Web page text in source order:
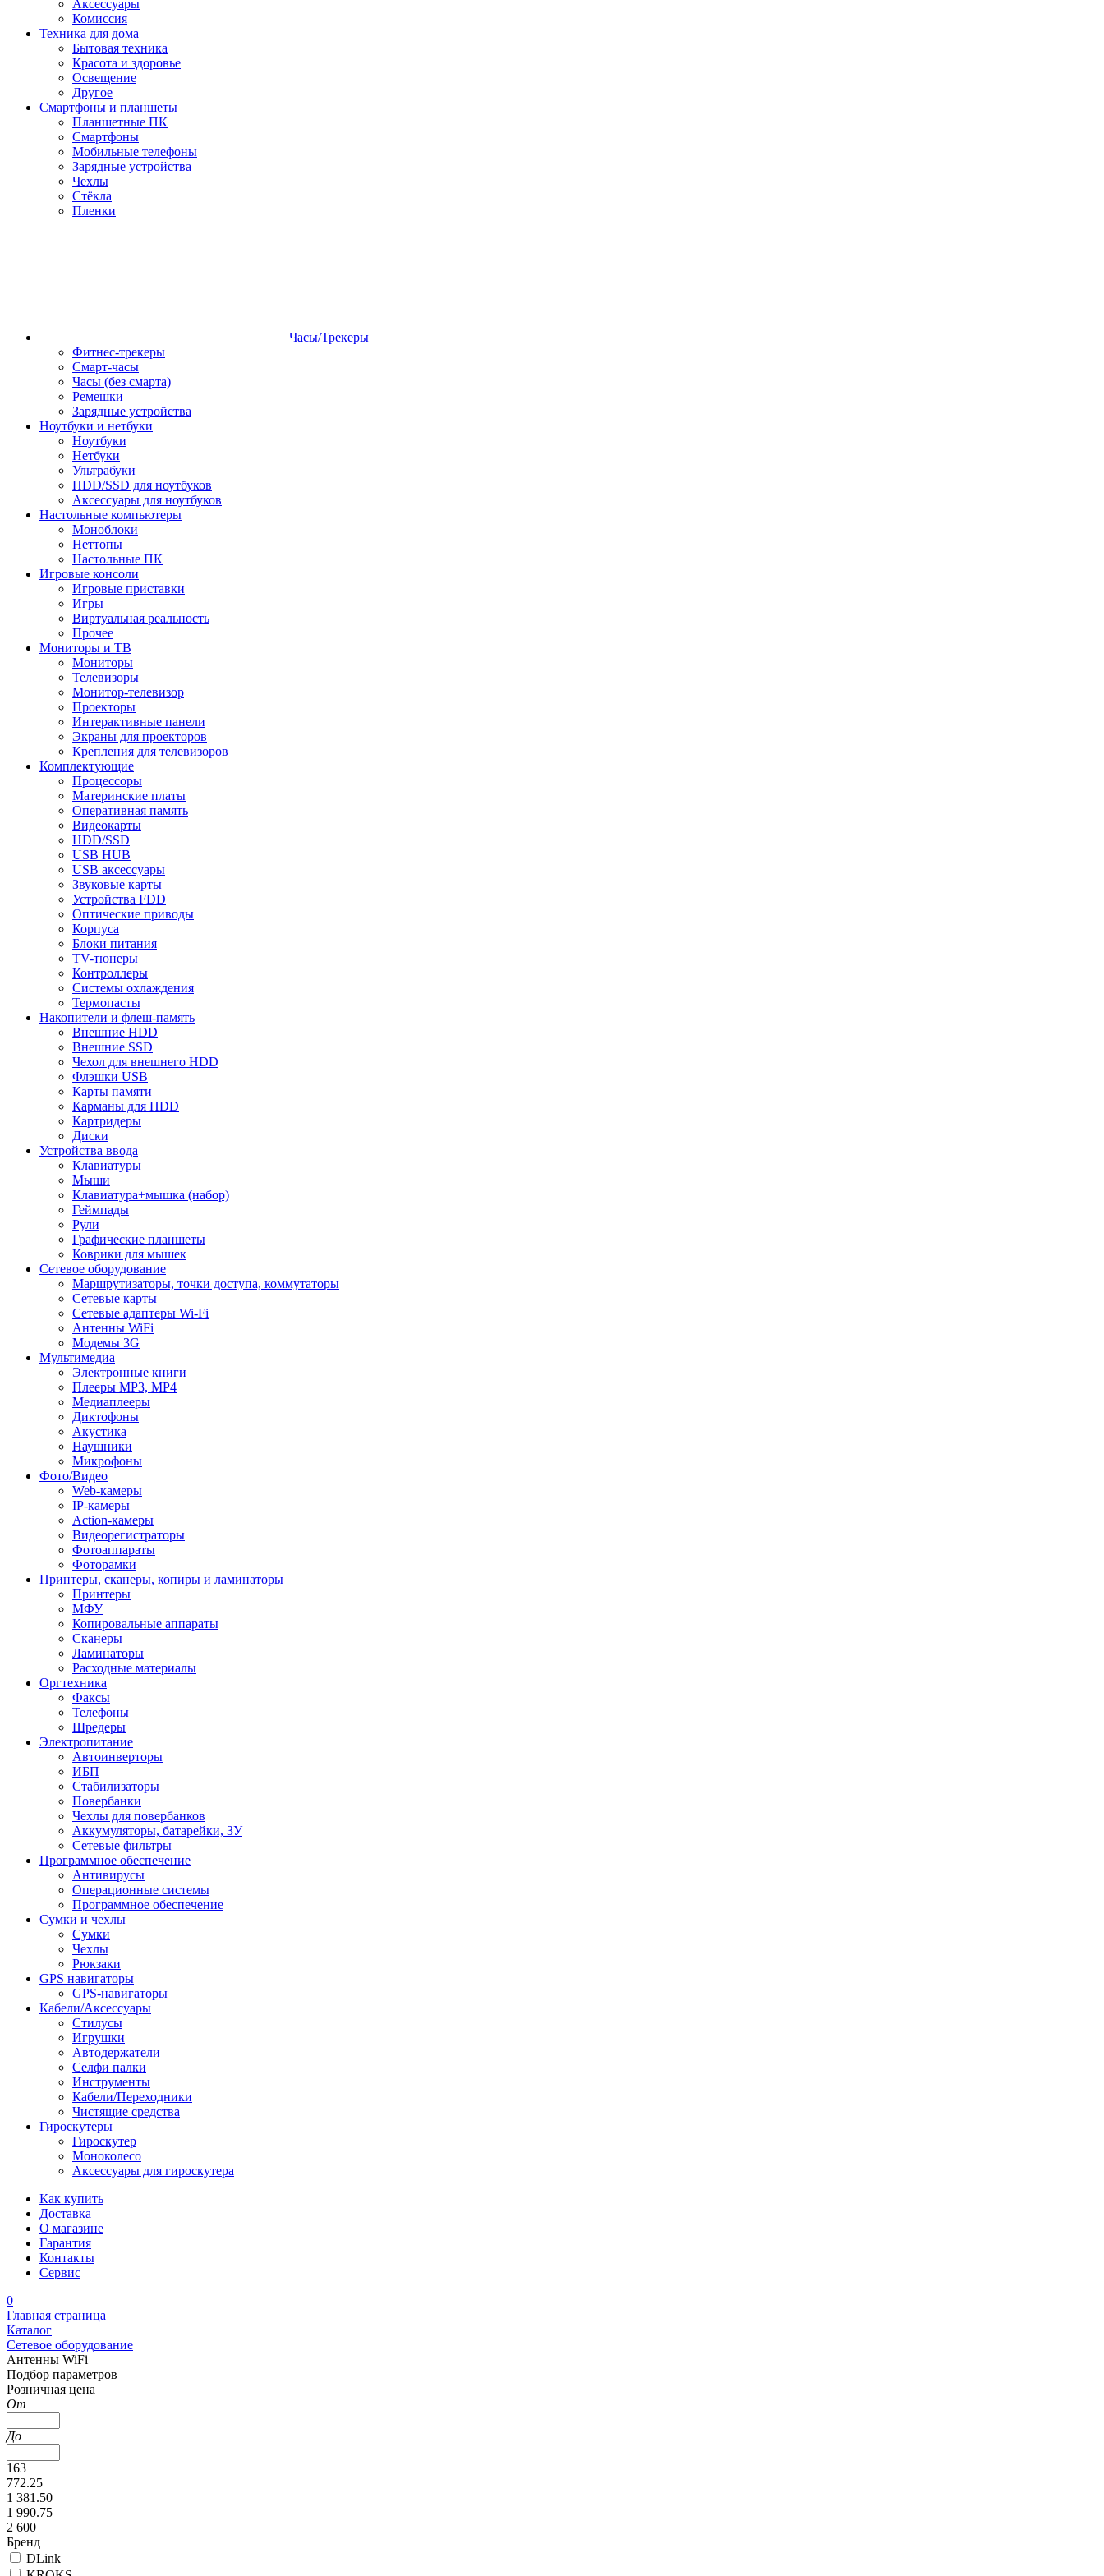
Аксессуары
Комиссия
Техника для дома
Бытовая техника
Красота и здоровье
Освещение
Другое
Смартфоны и планшеты
Планшетные ПК
Смартфоны
Мобильные телефоны
Зарядные устройства
Чехлы
Стёкла
Пленки
Часы/Трекеры
Фитнес-трекеры
Смарт-часы
Часы (без смарта)
Ремешки
Зарядные устройства
Ноутбуки и нетбуки
Ноутбуки
Нетбуки
Ультрабуки
HDD/SSD для ноутбуков
Аксессуары для ноутбуков
Настольные компьютеры
Моноблоки
Неттопы
Настольные ПК
Игровые консоли
Игровые приставки
Игры
Виртуальная реальность
Прочее
Мониторы и ТВ
Мониторы
Телевизоры
Монитор-телевизор
Проекторы
Интерактивные панели
Экраны для проекторов
Крепления для телевизоров
Комплектующие
Процессоры
Материнские платы
Оперативная память
Видеокарты
HDD/SSD
USB HUB
USB аксессуары
Звуковые карты
Устройства FDD
Оптические приводы
Корпуса
Блоки питания
TV-тюнеры
Контроллеры
Системы охлаждения
Термопасты
Накопители и флеш-память
Внешние HDD
Внешние SSD
Чехол для внешнего HDD
Флэшки USB
Карты памяти
Карманы для HDD
Картридеры
Диски
Устройства ввода
Клавиатуры
Мыши
Клавиатура+мышка (набор)
Геймпады
Рули
Графические планшеты
Коврики для мышек
Сетевое оборудование
Маршрутизаторы, точки доступа, коммутаторы
Сетевые карты
Сетевые адаптеры Wi-Fi
Антенны WiFi
Модемы 3G
Мультимедиа
Электронные книги
Плееры MP3, MP4
Медиаплееры
Диктофоны
Акустика
Наушники
Микрофоны
Фото/Видео
Web-камеры
IP-камеры
Action-камеры
Видеорегистраторы
Фотоаппараты
Фоторамки
Принтеры, сканеры, копиры и ламинаторы
Принтеры
МФУ
Копировальные аппараты
Сканеры
Ламинаторы
Расходные материалы
Оргтехника
Факсы
Телефоны
Шредеры
Электропитание
Автоинверторы
ИБП
Стабилизаторы
Повербанки
Чехлы для повербанков
Аккумуляторы, батарейки, ЗУ
Сетевые фильтры
Программное обеспечение
Антивирусы
Операционные системы
Программное обеспечение
Сумки и чехлы
Сумки
Чехлы
Рюкзаки
GPS навигаторы
GPS-навигаторы
Кабели/Аксессуары
Стилусы
Игрушки
Автодержатели
Селфи палки
Инструменты
Кабели/Переходники
Чистящие средства
Гироскутеры
Гироскутер
Моноколесо
Аксессуары для гироскутера
Как купить
Доставка
О магазине
Гарантия
Контакты
Сервис
0
Главная страница
Каталог
Сетевое оборудование
Антенны WiFi
Подбор параметров
Розничная цена
От
До
163
772.25
1 381.50
1 990.75
2 600
Бренд
DLink